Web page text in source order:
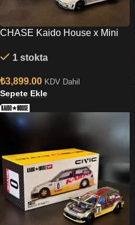
CHASE Kaido House x Mini
GREDDY GR33 V1
1 stokta
₺3,899.00 KDV Dahil
Sepete Ekle